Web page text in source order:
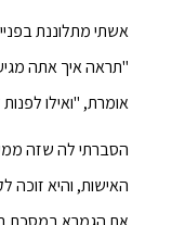
אשתי מתלוננת
"תראה איך אתה
אומרת, "ואילו
הסברתי לה שזה
האישות, והיא זוכה